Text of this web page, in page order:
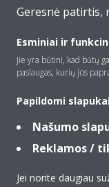
Teisinis
Geresnė patirtis,
Esminiai ir
Jie yra būtini, kad būtų
paslaugas, kurių jūs
Papildomi
Našumo
Reklamos /
Jei norite daugiau